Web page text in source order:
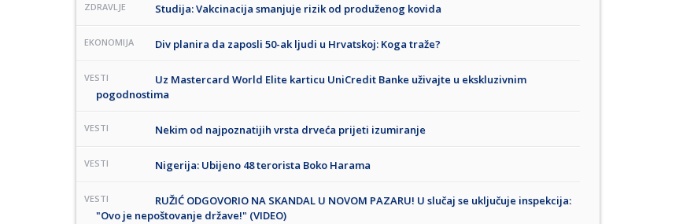
ZDRAVLJE Studija: Vakcinacija smanjuje rizik od produženog kovida
EKONOMIJA Div planira da zaposli 50-ak ljudi u Hrvatskoj: Koga traže?
VESTI
Uz Mastercard World Elite karticu UniCredit Banke uživajte u ekskluzivnim
pogodnostima
VESTI Nekim od najpoznatijih vrsta drveća prijeti izumiranje
VESTI Nigerija: Ubijeno 48 terorista Boko Harama
VESTI
RUŽIĆ ODGOVORIO NA SKANDAL U NOVOM PAZARU! U slučaj se uključuje inspekcija:
"Ovo je nepoštovanje države!" (VIDEO)